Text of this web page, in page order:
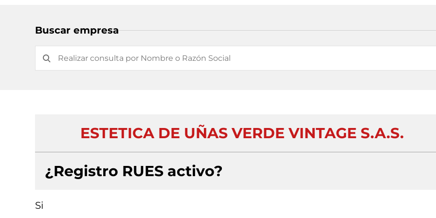
Buscar empresa
ESTETICA DE UÑAS VERDE VINTAGE S.A.S.
¿Registro RUES activo?
Si